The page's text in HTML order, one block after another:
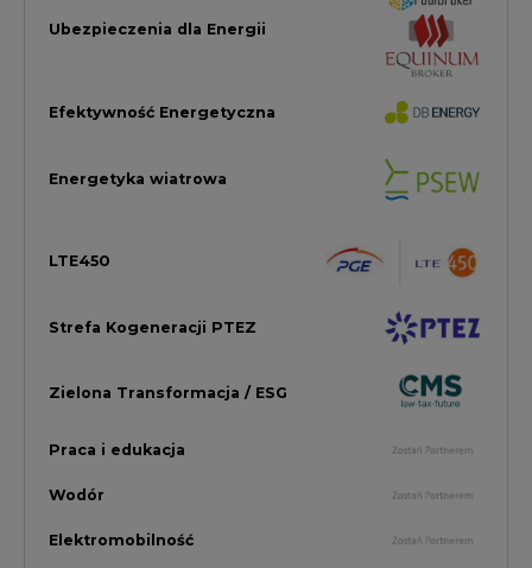
Zielona Transformacja / ESG
Elektromobilność
Górnictwo
Rok 2022 na CIRE
Zielona Energia